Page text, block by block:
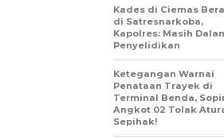
Kades di Ciemas
di Satresnarkoba,
Kapolres: Masih
Penyelidikan
Ketegangan Warnai
Penataan Trayek di
Terminal Benda,
Angkot 02 Tolak
Sepihak!